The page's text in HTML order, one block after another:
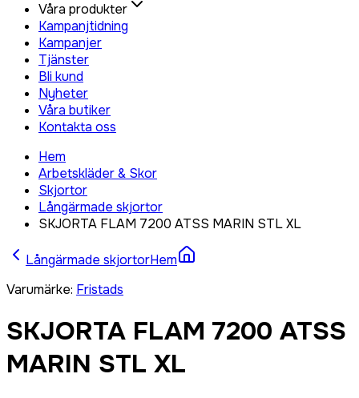
Våra produkter
Kampanjtidning
Kampanjer
Tjänster
Bli kund
Nyheter
Våra butiker
Kontakta oss
Hem
Arbetskläder & Skor
Skjortor
Långärmade skjortor
SKJORTA FLAM 7200 ATSS MARIN STL XL
Långärmade skjortorHem
Varumärke: Fristads
SKJORTA FLAM 7200 ATSS
MARIN STL XL